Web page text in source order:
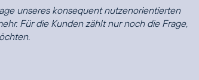
unseres konsequent nutzenorientierten
Für die Kunden zählt nur noch die Frage,